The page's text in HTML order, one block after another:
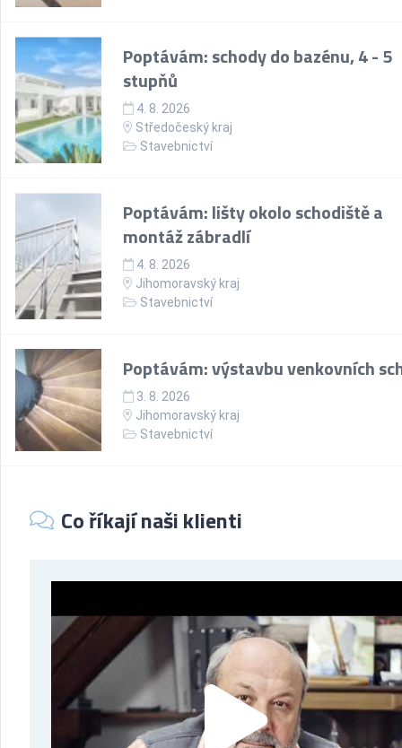
Poptávám: schody do bazénu, 4 - 5
stupňů
4. 8. 2026
Středočeský kraj
Stavebnictví
Poptávám: lišty okolo schodiště a
montáž zábradlí
4. 8. 2026
Jihomoravský kraj
Stavebnictví
Poptávám: výstavbu venkovních
3. 8. 2026
Jihomoravský kraj
Stavebnictví
Co říkají naši klienti